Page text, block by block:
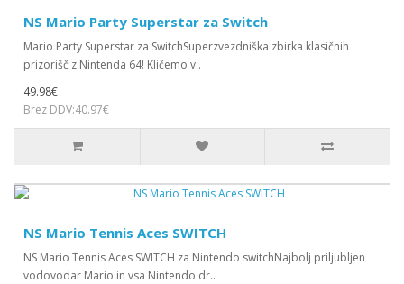
NS Mario Party Superstar za Switch
Mario Party Superstar za SwitchSuperzvezdniška zbirka klasičnih
prizorišč z Nintenda 64! Kličemo v..
49.98€
Brez DDV:40.97€
NS Mario Tennis Aces SWITCH
NS Mario Tennis Aces SWITCH za Nintendo switchNajbolj priljubljen
vodovodar Mario in vsa Nintendo dr..